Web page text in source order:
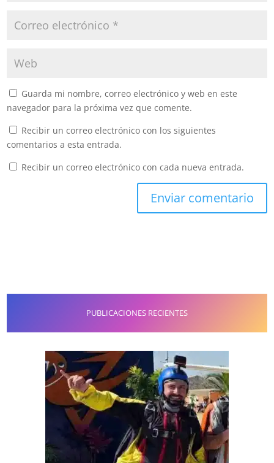
Guarda mi nombre, correo electrónico y web en este
navegador para la próxima vez que comente.
Recibir un correo electrónico con los siguientes
comentarios a esta entrada.
Recibir un correo electrónico con cada nueva entrada.
PUBLICACIONES RECIENTES